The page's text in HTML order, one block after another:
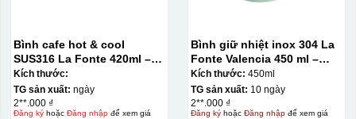
Bình cafe hot & cool
SUS316 La Fonte 420ml –
012775
Kích thước:
TG sản xuất: ngày
2**.000 ₫
Đăng kýhoặc Đăng nhậpđể xem giá
Bình giữ nhiệt inox 304 La
Fonte Valencia 450 ml –
012355
Kích thước: 450ml
TG sản xuất: 10 ngày
2**.000 ₫
Đăng kýhoặc Đăng nhậpđể xem giá